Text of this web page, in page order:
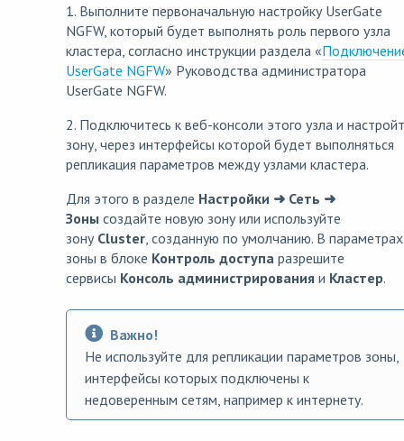
1. Выполните первоначальную настройку UserGate
NGFW, который будет выполнять роль первого узла
кластера, согласно инструкции раздела «
UserGate NGFW» Руководства администратора
UserGate NGFW.
2. Подключитесь к веб-консоли этого узла и
зону, через интерфейсы которой будет выполняться
репликация параметров между узлами кластера.
Для этого в разделе Настройки ➜ Сеть ➜
Зоны создайте новую зону или используйте
зону Cluster , созданную по умолчанию. В параметрах
зоны в блоке Контроль доступа разрешите
сервисы Консоль администрирования и Кластер.
Важно!
Не используйте для репликации параметров зоны,
интерфейсы которых подключены к
недоверенным сетям, например к интернету.